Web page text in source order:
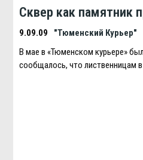
Сквер как памятник
9.09.09 "Тюменский Курьер"
В мае в «Тюменском курьере»
сообщалось, что лиственницам